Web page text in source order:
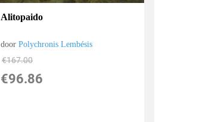
Alitopaido
doorPolychronis Lembésis
€167.00
€96.86